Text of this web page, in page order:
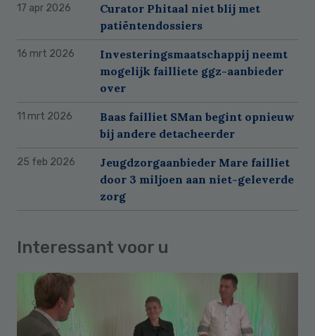
17 apr 2026
Curator Phitaal niet blij met
patiëntendossiers
16 mrt 2026
Investeringsmaatschappij neemt
mogelijk failliete ggz-aanbieder
over
11 mrt 2026
Baas failliet SMan begint opnieuw
bij andere detacheerder
25 feb 2026
Jeugdzorgaanbieder Mare failliet
door 3 miljoen aan niet-geleverde
zorg
Interessant voor u